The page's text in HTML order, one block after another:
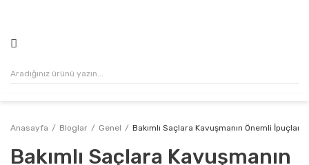
Anasayfa Bloglar Genel Bakımlı Saçlara Kavuşmanın Önemli İpuçları
Bakımlı Saçlara Kavuşmanın